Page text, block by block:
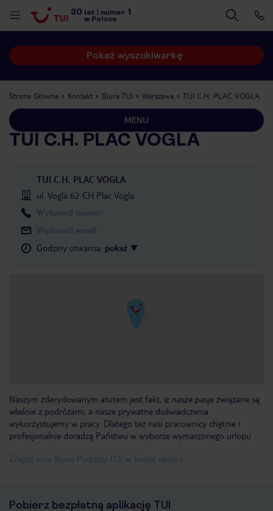
30 lat numer 1
w Polsce
Pokaż wyszukiwarkę
Strona Główna Kontakt Biura TUI Warszawa TUI C.H. PLAC VOGLA
MENU
TUI C.H. PLAC VOGLA
TUI C.H. PLAC VOGLA
ul. Vogla 62 CH Plac Vogla
Wyświetl numer
Wyświetl email
Godziny otwarcia: pokaż
Naszym zdecydowanym atutem jest fakt, iż nasze pasje związane są
właśnie z podróżami, a nasze prywatne doświadczenia
wykorzystujemy w pracy. Dlatego też nasi pracownicy chętnie i
profesjonalnie doradzą Państwu w wyborze wymarzonego urlopu
Znajdź inne Biuro Podróży TUI w Twojej okolicy
Pobierz bezpłatną aplikację TUI